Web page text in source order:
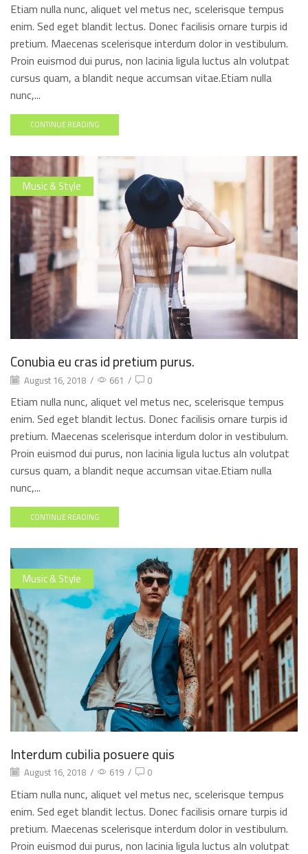
Etiam nulla nunc, aliquet vel metus nec, scelerisque tempus
enim. Sed eget blandit lectus. Donec facilisis ornare turpis id
pretium. Maecenas scelerisque interdum dolor in vestibulum.
Proin euismod dui purus, non lacinia ligula luctus aIn volutpat
cursus quam, a blandit neque accumsan vitae.Etiam nulla
nunc,...
CONTINUE READING
Music & Style
Conubia eu cras id pretium purus.
August 16, 2018 / 661 / 0
Etiam nulla nunc, aliquet vel metus nec, scelerisque tempus
enim. Sed eget blandit lectus. Donec facilisis ornare turpis id
pretium. Maecenas scelerisque interdum dolor in vestibulum.
Proin euismod dui purus, non lacinia ligula luctus aIn volutpat
cursus quam, a blandit neque accumsan vitae.Etiam nulla
nunc,...
CONTINUE READING
Music & Style
Interdum cubilia posuere quis
August 16, 2018 / 619 / 0
Etiam nulla nunc, aliquet vel metus nec, scelerisque tempus
enim. Sed eget blandit lectus. Donec facilisis ornare turpis id
pretium. Maecenas scelerisque interdum dolor in vestibulum.
Proin euismod dui purus, non lacinia ligula luctus aIn volutpat